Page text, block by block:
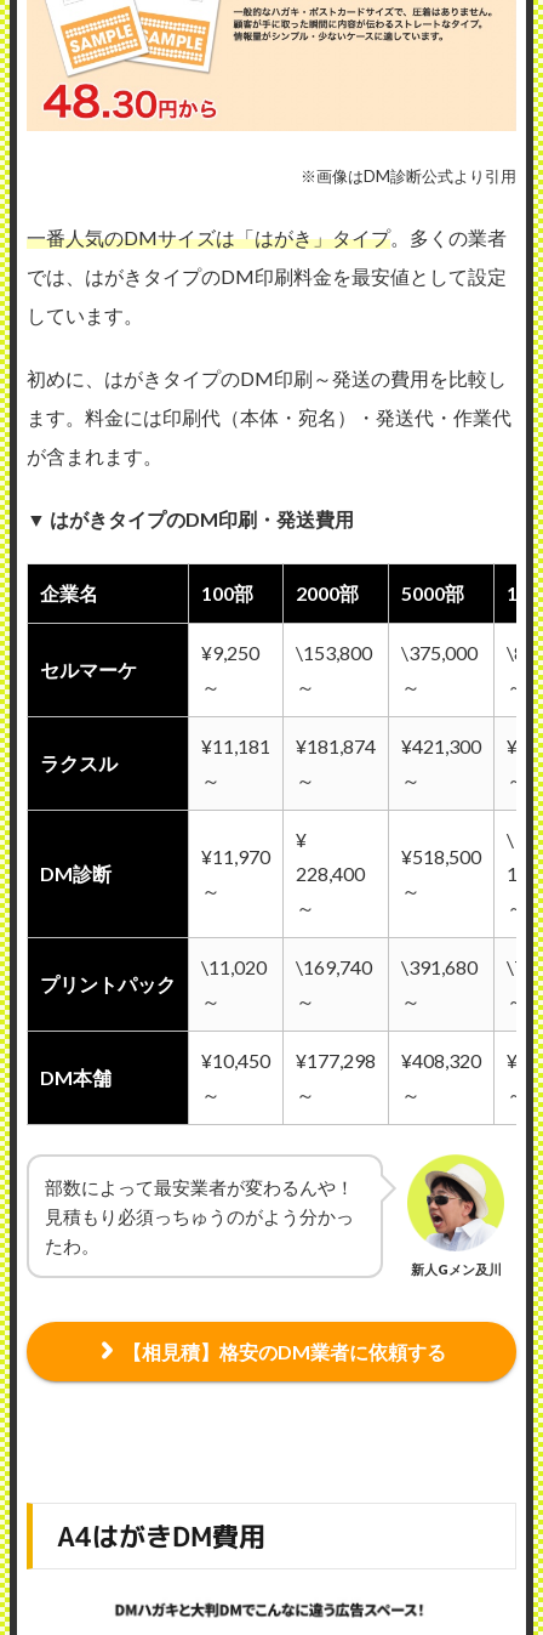
※画像はDM診断公式より引用
一番人気のDMサイズは「はがき」タイプ。多くの業者
では、はがきタイプのDM印刷料金を最安値として設定
しています。
初めに、はがきタイプのDM印刷～発送の費用を比較し
ます。料金には印刷代（本体・宛名）・発送代・作業代
が含まれます。
▼ はがきタイプのDM印刷・発送費用
企業名 100部 2000部 5000部 1万
セルマーケ
¥9,250
～
\153,800
～
\375,000
～
～
ラクスル
¥11,181
～
¥181,874
～
¥421,300
～
～
DM診断
¥11,970
～
¥
228,400
～
¥518,500
～
\
～
プリントパック
\11,020
～
\169,740
～
\391,680
～
～
DM本舗
¥10,450
～
¥177,298
～
¥408,320
～
～
部数によって最安業者が変わるんや！
見積もり必須っちゅうのがよう分かっ
たわ。
新人Gメン及川
【相見積】格安のDM業者に依頼する
A4はがきDM費用